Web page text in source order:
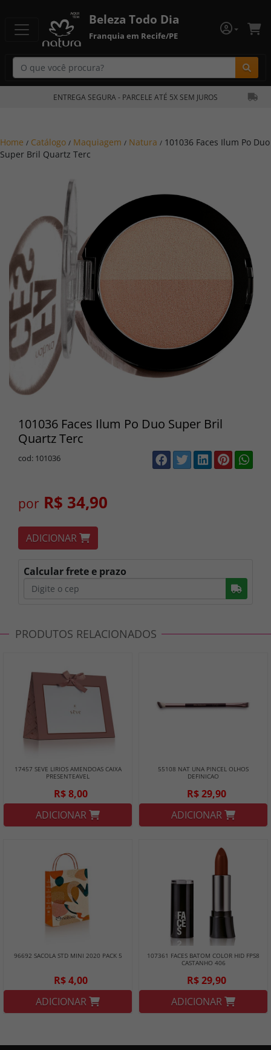
Beleza Todo Dia
Franquia em Recife/PE
ENTREGA SEGURA - PARCELE ATÉ 5X SEM JUROS
Home / Catálogo / Maquiagem / Natura / 101036 Faces Ilum Po Duo
Super Bril Quartz Terc
101036 Faces Ilum Po Duo Super Bril
Quartz Terc
cod: 101036
por R$ 34,90
ADICIONAR
Calcular frete e prazo
PRODUTOS RELACIONADOS
17457 SEVE LIRIOS AMENDOAS CAIXA
PRESENTEAVEL
R$ 8,00
ADICIONAR
55108 NAT UNA PINCEL OLHOS
DEFINICAO
R$ 29,90
ADICIONAR
96692 SACOLA STD MINI 2020 PACK 5
R$ 4,00
ADICIONAR
107361 FACES BATOM COLOR HID FPS8
CASTANHO 406
R$ 29,90
ADICIONAR